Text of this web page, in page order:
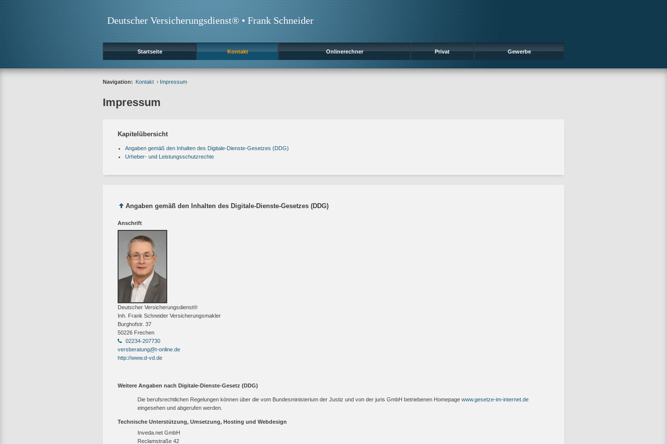
Deutscher Versicherungsdienst® • Frank Schneider
Startseite Kontakt Onlinerechner Privat Gewerbe
Navigation: Kontakt Impressum
Impressum
Kapitelübersicht
Angaben gemäß den Inhalten des Digitale-Dienste-Gesetzes (DDG)
Urheber- und Leistungsschutzrechte
Angaben gemäß den Inhalten des Digitale-Dienste-Gesetzes (DDG)
Anschrift
Deutscher Versicherungsdienst®
Inh. Frank Schneider Versicherungsmakler
Burghofstr. 37
50226 Frechen
02234-207730
versberatung@t-online.de
http://www.d-vd.de
Weitere Angaben nach Digitale-Dienste-Gesetz (DDG)
Die berufsrechtlichen Regelungen können über die vom Bundesministerium der Justiz und von der juris GmbH betriebenen Homepage www.gesetze-im-internet.de
eingesehen und abgerufen werden.
Technische Unterstützung, Umsetzung, Hosting und Webdesign
Inveda.net GmbH
Reclamstraße 42